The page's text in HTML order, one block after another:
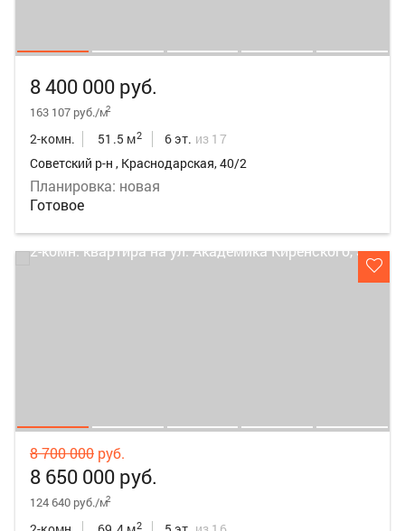
8 400 000 руб.
163 107 руб./м2
2-комн. 51.5 м2 6 эт. из 17
Советский р-н , Краснодарская, 40/2
Планировка: новая
Готовое
8 700 000 руб.
8 650 000 руб.
124 640 руб./м2
2